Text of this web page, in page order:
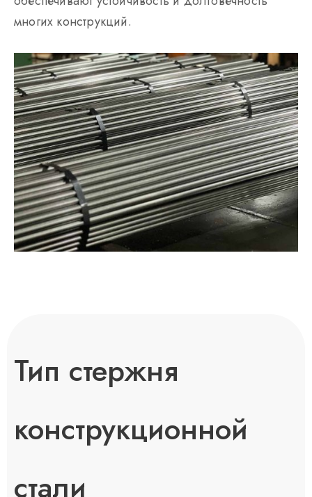
многих конструкций.
Тип стержня
конструкционной
стали